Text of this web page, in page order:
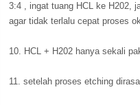
3:4 , ingat tuang HCL ke H202,
agar tidak terlalu cepat proses
10. HCL + H202 hanya sekali
11. setelah proses etching